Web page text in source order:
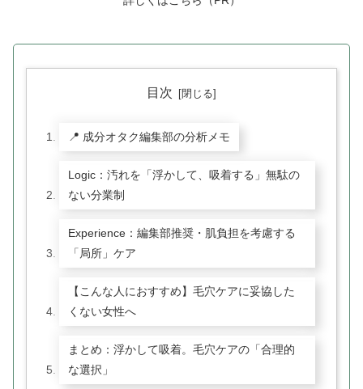
目次
📍 成分オタク編集部の分析メモ
Logic：汚れを「浮かして、吸着する」無駄の
ない分業制
Experience：編集部推奨・肌負担を考慮する
「局所」ケア
【こんな人におすすめ】毛穴ケアに妥協した
くない女性へ
まとめ：浮かして吸着。毛穴ケアの「合理的
な選択」